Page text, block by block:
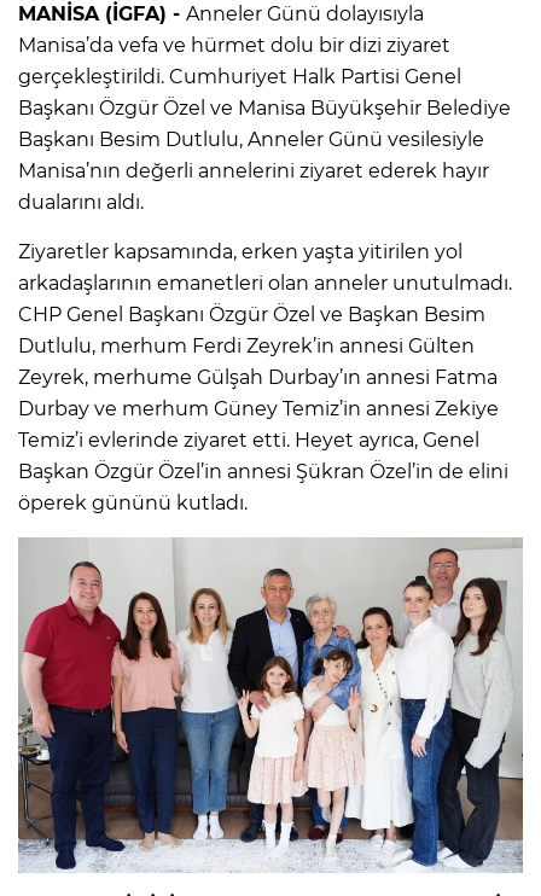
MANİSA (İGFA) - Anneler Günü dolayısıyla
Manisa’da vefa ve hürmet dolu bir dizi ziyaret
gerçekleştirildi. Cumhuriyet Halk Partisi Genel
Başkanı Özgür Özel ve Manisa Büyükşehir Belediye
Başkanı Besim Dutlulu, Anneler Günü vesilesiyle
Manisa’nın değerli annelerini ziyaret ederek hayır
dualarını aldı.
Ziyaretler kapsamında, erken yaşta yitirilen yol
arkadaşlarının emanetleri olan anneler unutulmadı.
CHP Genel Başkanı Özgür Özel ve Başkan Besim
Dutlulu, merhum Ferdi Zeyrek’in annesi Gülten
Zeyrek, merhume Gülşah Durbay’ın annesi Fatma
Durbay ve merhum Güney Temiz’in annesi Zekiye
Temiz’i evlerinde ziyaret etti. Heyet ayrıca, Genel
Başkan Özgür Özel’in annesi Şükran Özel’in de elini
öperek gününü kutladı.